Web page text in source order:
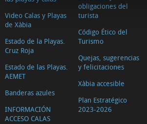
Video Calas y Playas
de Xàbia
Estado de la Playas.
Cruz Roja
Estado de las Playas.
AEMET
Banderas azules
INFORMACIÓN
ACCESO CALAS
obligaciones del
turista
Código Ético del
Turismo
Quejas, sugerencias
y felicitaciones
Xàbia accesible
Plan Estratégico
2023-2026